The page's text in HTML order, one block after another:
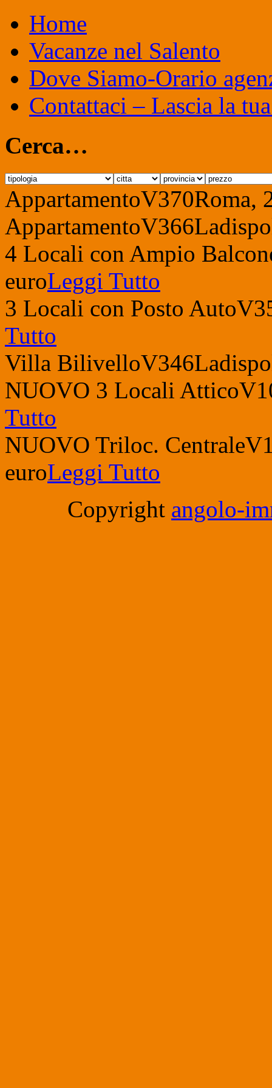
Home
Vacanze nel Salento
Dove Siamo-Orario
Contattaci – Lascia la
Cerca…
AppartamentoV370Roma,
AppartamentoV366
4 Locali con Ampio
euroLeggi Tutto
3 Locali con Posto Auto
Tutto
Villa BilivelloV346
NUOVO 3 Locali Attico
Tutto
NUOVO Triloc. Centrale
euroLeggi Tutto
Copyright angolo-